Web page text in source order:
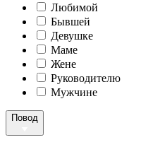
Любимой
Бывшей
Девушке
Маме
Жене
Руководителю
Мужчине
Повод